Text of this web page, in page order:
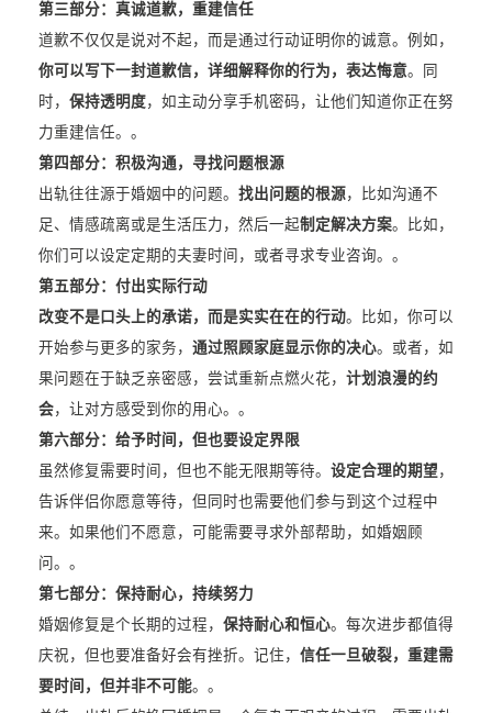
第三部分：真诚道歉，重建信任
道歉不仅仅是说对不起，而是通过行动证明你的诚意。例如，
你可以写下一封道歉信，详细解释你的行为，表达悔意。同
时， 保持透明度，如主动分享手机密码，让他们知道你正在努
力重建信任。。
第四部分：积极沟通，寻找问题根源
出轨往往源于婚姻中的问题。 找出问题的根源，比如沟通不
足、情感疏离或是生活压力，然后一起制定解决方案。比如，
你们可以设定定期的夫妻时间，或者寻求专业咨询。。
第五部分：付出实际行动
改变不是口头上的承诺，而是实实在在的行动。比如，你可以
开始参与更多的家务， 通过照顾家庭显示你的决心。或者，如
果问题在于缺乏亲密感，尝试重新点燃火花， 计划浪漫的约
会，让对方感受到你的用心。。
第六部分：给予时间，但也要设定界限
虽然修复需要时间，但也不能无限期等待。 设定合理的期望 ，
告诉伴侣你愿意等待，但同时也需要他们参与到这个过程中
来。如果他们不愿意，可能需要寻求外部帮助，如婚姻顾
问。。
第七部分：保持耐心，持续努力
婚姻修复是个长期的过程， 保持耐心和恒心。每次进步都值得
庆祝，但也要准备好会有挫折。记住， 信任一旦破裂，重建需
要时间，但并非不可能。。